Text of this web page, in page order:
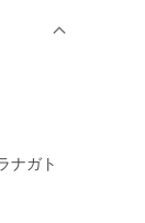
ナガト